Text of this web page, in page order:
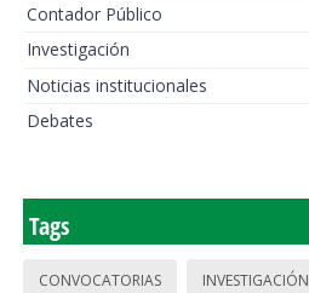
Contador Público
Investigación
Noticias institucionales
Debates
Tags
CONVOCATORIAS INVESTIGACIÓN